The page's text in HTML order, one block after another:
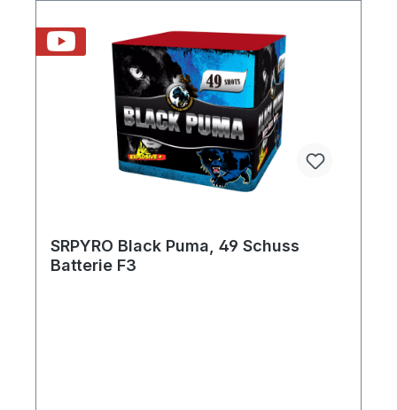
SRPYRO Black Puma, 49 Schuss
Batterie F3